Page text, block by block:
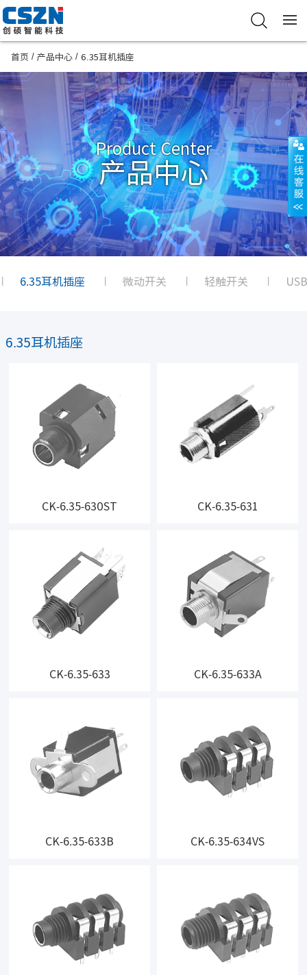
首页 / 产品中心 / 6.35耳机插座
Product Center
产品中心
6.35耳机插座 微动开关 轻触开关
6.35耳机插座
CK-6.35-630ST CK-6.35-631
CK-6.35-633 CK-6.35-633A
CK-6.35-633B CK-6.35-634VS